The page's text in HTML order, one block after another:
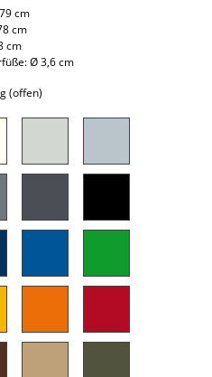
cm
cm
cm
Ø 3,6 cm
(offen)